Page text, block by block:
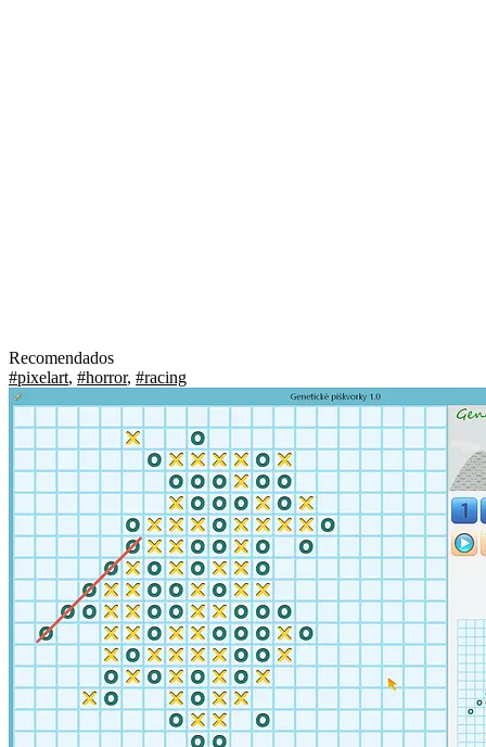
Recomendados
#pixelart, #horror, #racing